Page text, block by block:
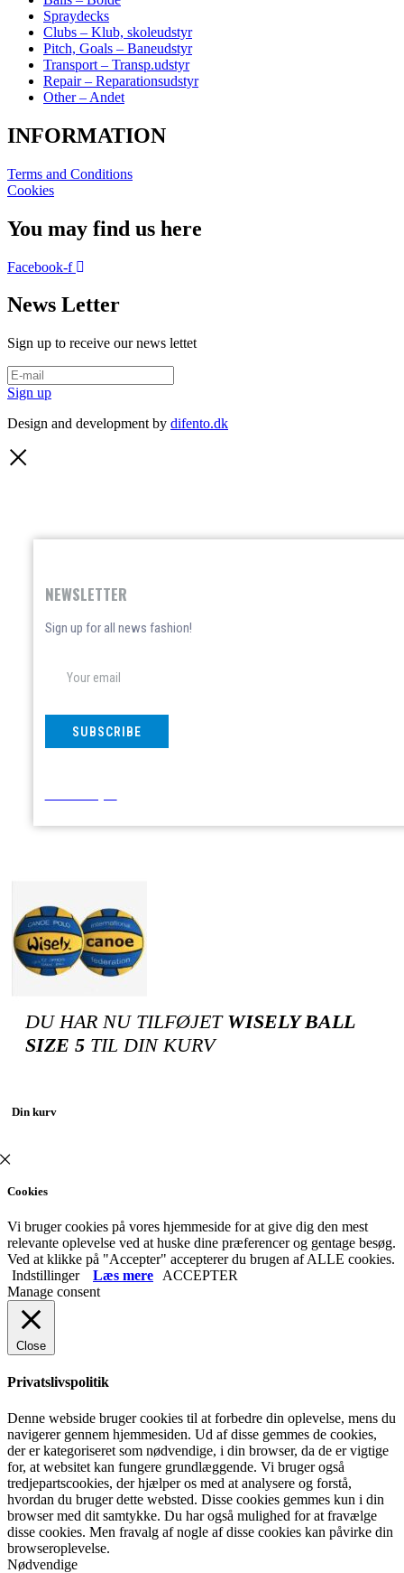
Spraydecks
Clubs – Klub, skoleudstyr
Pitch, Goals – Baneudstyr
Transport – Transp.udstyr
Repair – Reparationsudstyr
Other – Andet
INFORMATION
Terms and Conditions
Cookies
You may find us here
Facebook-f
News Letter
Sign up to receive our news lettet
Sign up
Design and development by difento.dk
NEWSLETTER
Sign up for all news fashion!
SUBSCRIBE
DU HAR NU TILFØJET WISELY BALL
SIZE 5 TIL DIN KURV
Din kurv
Cookies
Vi bruger cookies på vores hjemmeside for at give dig den mest
relevante oplevelse ved at huske dine præferencer og gentage besøg.
Ved at klikke på "Accepter" accepterer du brugen af ​​ALLE cookies.
Indstillinger
Læs mere
ACCEPTER
Manage consent
Close
Privatslivspolitik
Denne webside bruger cookies til at forbedre din oplevelse, mens du
navigerer gennem hjemmesiden. Ud af disse gemmes de cookies,
der er kategoriseret som nødvendige, i din browser, da de er vigtige
for, at websitet kan fungere grundlæggende. Vi bruger også
tredjepartscookies, der hjælper os med at analysere og forstå,
hvordan du bruger dette websted. Disse cookies gemmes kun i din
browser med dit samtykke. Du har også mulighed for at fravælge
disse cookies. Men fravalg af nogle af disse cookies kan påvirke din
browseroplevelse.
Nødvendige